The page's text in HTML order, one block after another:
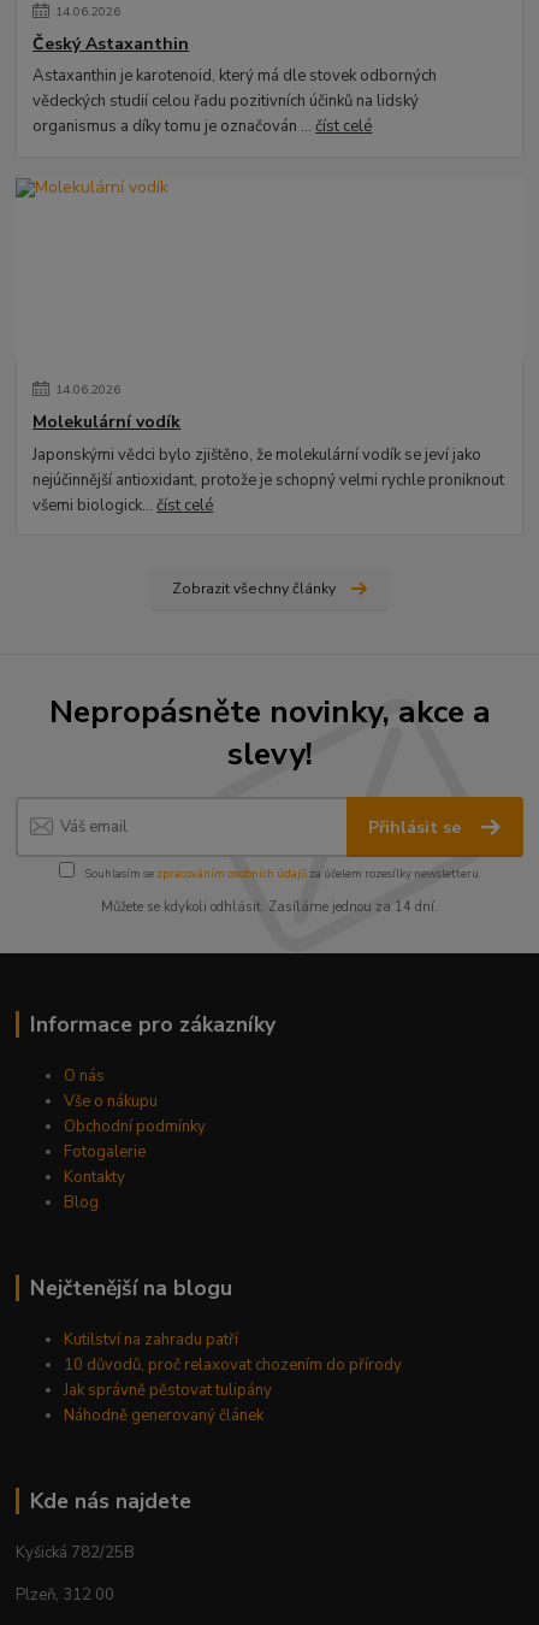
14.06.2026
Český Astaxanthin
Astaxanthin je karotenoid, který má dle stovek odborných
vědeckých studií celou řadu pozitivních účinků na lidský
organismus a díky tomu je označován ...číst celé
14.06.2026
Molekulární vodík
Japonskými vědci bylo zjištěno, že molekulární vodík se jeví jako
nejúčinnější antioxidant, protože je schopný velmi rychle proniknout
všemi biologick...číst celé
Zobrazit všechny články
Nepropásněte novinky, akce a
slevy!
Přihlásit se
Souhlasím se zpracováním osobních údajůza účelem rozesílky newsletteru.
Můžete se kdykoli odhlásit. Zasíláme jednou za 14 dní.
Informace pro zákazníky
O nás
Vše o nákupu
Obchodní podmínky
Fotogalerie
Kontakty
Blog
Nejčtenější na blogu
Kutilství na zahradu patří
10 důvodů, proč relaxovat chozením do přírody
Jak správně pěstovat tulipány
Náhodně generovaný článek
Kde nás najdete
Kyšická 782/25B
Plzeň, 312 00